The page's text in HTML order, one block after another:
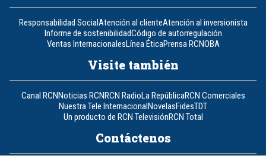
Responsabilidad SocialAtención al clienteAtención al inversionista
Informe de sostenibilidadCódigo de autorregulación
Ventas InternacionalesLínea ÉticaPrensa RCNOBA
Visite también
Canal RCNNoticias RCNRCN RadioLa RepúblicaRCN Comerciales
Nuestra Tele InternacionalNovelasFidesTDT
Un producto de RCN TelevisiónRCN Total
Contáctenos